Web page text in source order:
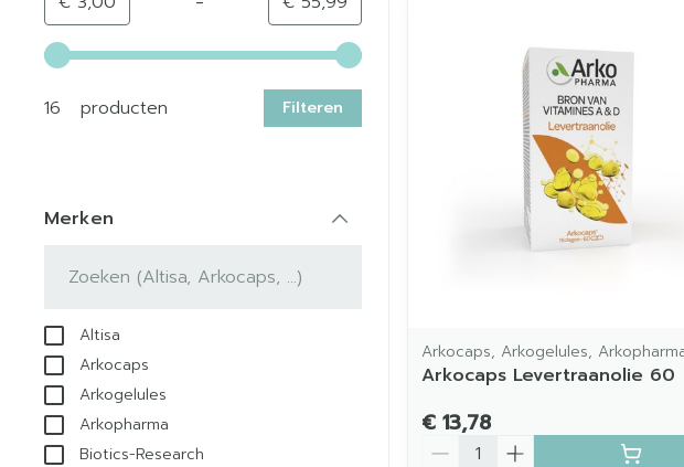
Gebruik de pijltjestoetsen links en rechts om de minimale en maximale
16 producten
Filteren
Merken
Altisa
Arkocaps
Arkogelules
Arkopharma
Biotics-Research
Arkocaps, Arkogelules,
Arkocaps Levertraanolie 60
€ 13,78
Aantal